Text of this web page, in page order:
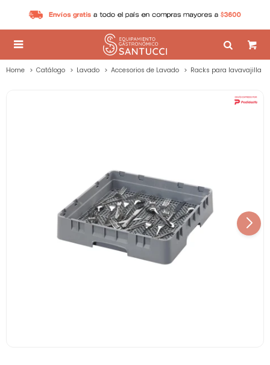

Home Catálogo Lavado Accesorios de Lavado Racks para lavavajilla